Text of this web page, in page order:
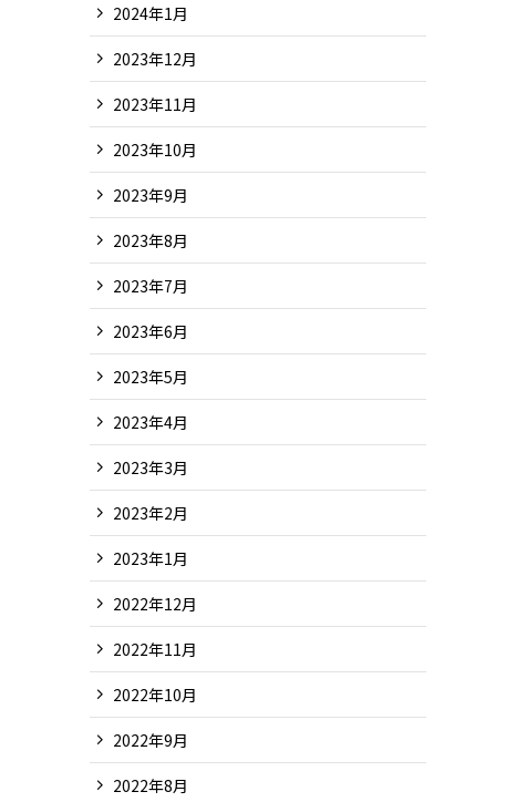
2024年1月
2023年12月
2023年11月
2023年10月
2023年9月
2023年8月
2023年7月
2023年6月
2023年5月
2023年4月
2023年3月
2023年2月
2023年1月
2022年12月
2022年11月
2022年10月
2022年9月
2022年8月